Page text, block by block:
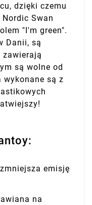
dzięki czemu
Swan
"I'm green".
Danii, są
zawierają
są wolne od
wykonane są z
emisję
na